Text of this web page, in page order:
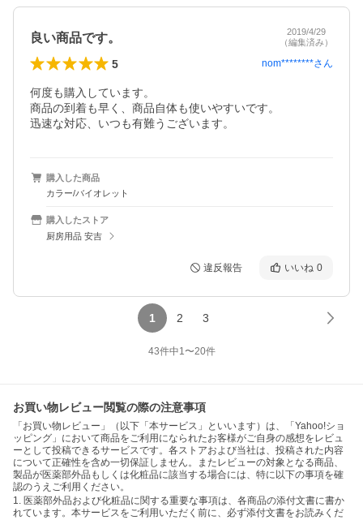
良い商品です。
2019/4/29
（編集済み）
5 nom********さん
何度も購入しています。
商品の到着も早く、商品自体も使いやすいです。
迅速な対応、いつも有難うございます。
購入した商品
カラー/バイオレット
購入したストア
厨房用品 安吉
違反報告 いいね 0
1 2 3
43件中1〜20件
お買い物レビュー閲覧の際の注意事項
「お買い物レビュー」（以下「本サービス」といいます）は、「Yahoo!ショ
ッピング」において商品をご利用になられたお客様がご自身の感想をレビュ
ーとして投稿できるサービスです。各ストアおよび当社は、投稿された内容
について正確性を含め一切保証しません。またレビューの対象となる商品、
製品が医薬部外品もしくは化粧品に該当する場合には、特に以下の事項を確
認のうえご利用ください。
1. 医薬部外品および化粧品に関する重要な事項は、各商品の添付文書に書か
れています。本サービスをご利用いただく前に、必ず添付文書をお読みくだ